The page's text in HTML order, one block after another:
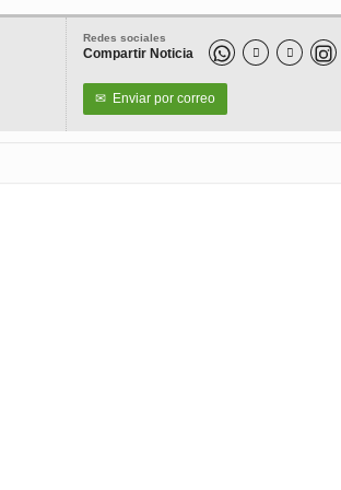
Redes sociales
Compartir Noticia  
✉ Enviar por correo